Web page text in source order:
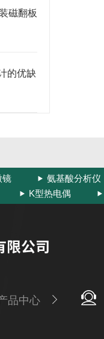
磁翻板
的优缺
镜 氨基酸分析仪
K型热电偶
品中心